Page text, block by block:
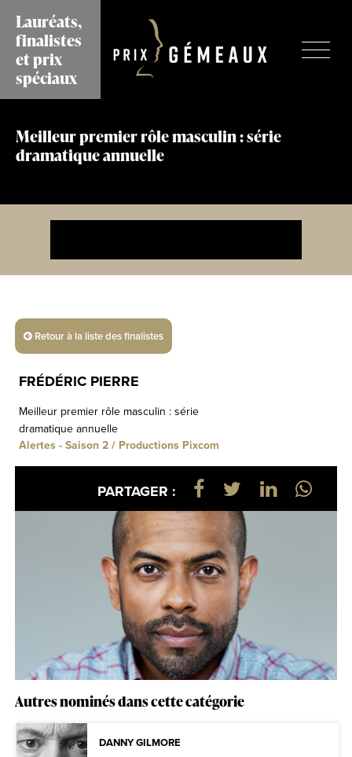
contenu
principal
Lauréats,
finalistes
et prix
spéciaux
Meilleur premier rôle masculin : série
dramatique annuelle
Retour à la liste des finalistes
FRÉDÉRIC PIERRE
Meilleur premier rôle masculin : série
dramatique annuelle
Alertes - Saison 2 / Productions Pixcom
PARTAGER :
Autres nominés dans cette catégorie
DANNY GILMORE